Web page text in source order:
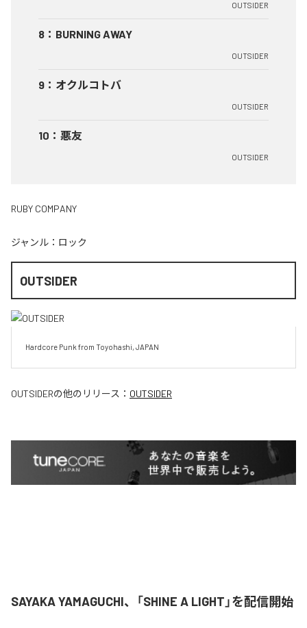
OUTSIDER
8 ： BURNING AWAY
OUTSIDER
9 ： オクルコトバ
OUTSIDER
10 ： 悪友
OUTSIDER
RUBY COMPANY
ジャンル： ロック
OUTSIDER
Hardcore Punk from Toyohashi, JAPAN
OUTSIDERの他のリリース： OUTSIDER
SAYAKA YAMAGUCHI、「SHINE A LIGHT」を配信開始